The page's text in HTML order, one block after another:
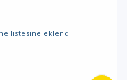
listesine eklendi